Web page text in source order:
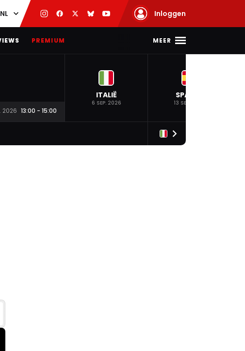
Inloggen
PREMIUM MEER
2026 13:00 - 15:00
ITALIË
6 SEP. 2026
SPANJE
13 SEP. 2026